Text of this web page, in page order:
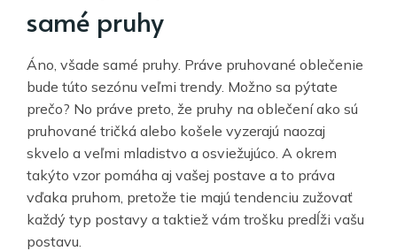
samé pruhy
Áno, všade samé pruhy. Práve pruhované oblečenie
bude túto sezónu veľmi trendy. Možno sa pýtate
prečo? No práve preto, že pruhy na oblečení ako sú
pruhované tričká alebo košele vyzerajú naozaj
skvelo a veľmi mladistvo a osviežujúco. A okrem
takýto vzor pomáha aj vašej postave a to práva
vďaka pruhom, pretože tie majú tendenciu zužovať
každý typ postavy a taktiež vám trošku predĺži vašu
postavu.